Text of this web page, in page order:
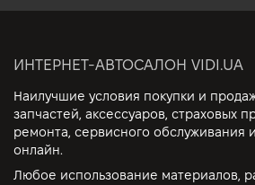
ИНТЕРНЕТ-АВТОСАЛОН VIDI.UA
Наилучшие условия покупки и
запчастей, аксессуаров, страховых
ремонта, сервисного обслуживания
онлайн.
Любое использование материалов,